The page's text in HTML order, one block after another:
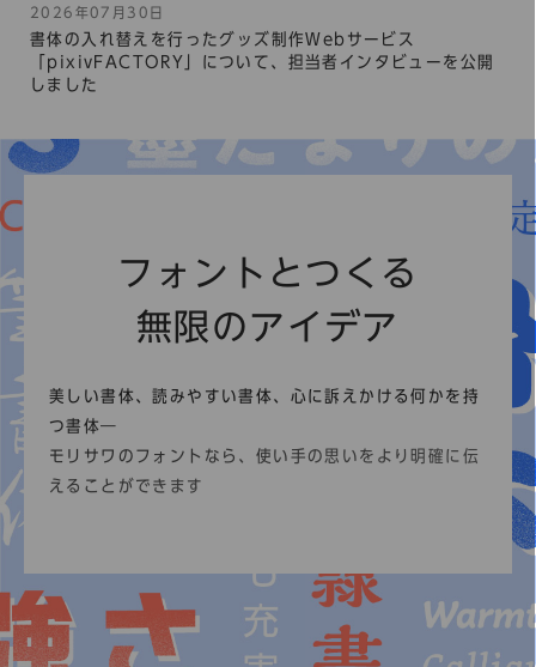
2026年07月30日
書体の入れ替えを行ったグッズ制作Webサービス
「pixivFACTORY」について、担当者インタビューを公開
しました
フォントとつくる
無限のアイデア
美しい書体、読みやすい書体、心に訴えかける何かを持
つ書体―
モリサワのフォントなら、使い手の思いをより明確に伝
えることができます